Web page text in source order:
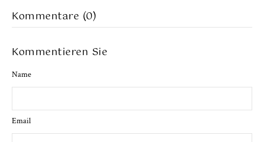
Kommentare (0)
Kommentieren Sie
Name
Email